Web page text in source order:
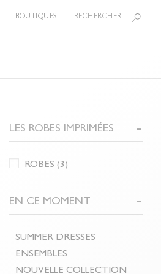
BOUTIQUES RECHERCHER
LA COLLECTION
T-SHIRTS
VESTES & BLOUSONS
JUPES
BIJOUX
LES ROBES IMPRIMÉES
ROBES (3)
EN CE MOMENT
SUMMER DRESSES
ENSEMBLES
NOUVELLE COLLECTION